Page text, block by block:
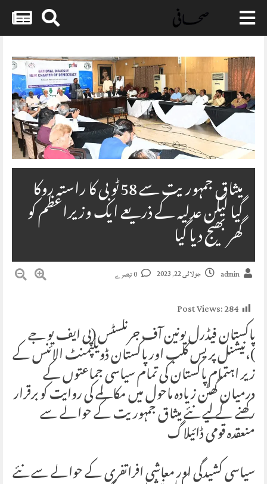
Skip
content
میثاق جمہوریت سے 58 ٹو بی کا راستہ روکا
گیا لیکن عدلیہ کے ذریعے ایک وزیراعظم کو
گھر بھیج دیا گیا
admin جولائی 22, 2023
Post Views:284
‏پاکستان فیڈرل یونین آف جرنلسٹس (پی ایف یو جے
)،نیشنل پریس کلب اور پاکستان ڈویلپمنٹ الائنس کے
زیر اہتمام پاکستان کی تمام سیاسی جماعتوں کے
درمیان گھٹن زیادہ ماحول میں مکالمے کی روایت کو برقرار
رکھنے کے لیے نئے میثاق جمہوریت کے حوالے سے
منعقدہ قومی ڈائیلاگ
سیاسی کشیدگی اور معاشی افراتفری کے حوالے سے نئے